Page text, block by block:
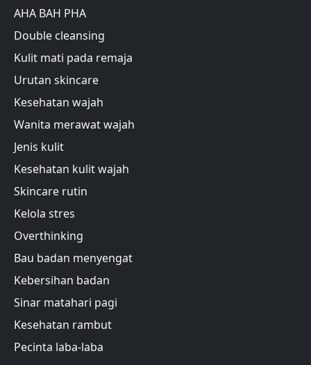
AHA BAH PHA
Double cleansing
Kulit mati pada remaja
Urutan skincare
Kesehatan wajah
Wanita merawat wajah
Jenis kulit
Kesehatan kulit wajah
Skincare rutin
Kelola stres
Overthinking
Bau badan menyengat
Kebersihan badan
Sinar matahari pagi
Kesehatan rambut
Pecinta laba-laba